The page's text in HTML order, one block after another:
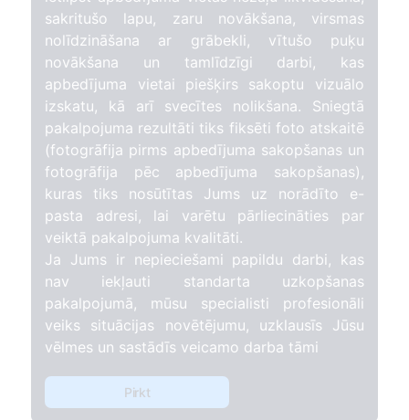
sakritušo lapu, zaru novākšana, virsmas
nolīdzināšana ar grābekli, vītušo puķu
novākšana un tamlīdzīgi darbi, kas
apbedījuma vietai piešķirs sakoptu vizuālo
izskatu, kā arī svecītes nolikšana. Sniegtā
pakalpojuma rezultāti tiks fiksēti foto atskaitē
(fotogrāfija pirms apbedījuma sakopšanas un
fotogrāfija pēc apbedījuma sakopšanas),
kuras tiks nosūtītas Jums uz norādīto e-
pasta adresi, lai varētu pārliecināties par
veiktā pakalpojuma kvalitāti.
Ja Jums ir nepieciešami papildu darbi, kas
nav iekļauti standarta uzkopšanas
pakalpojumā, mūsu specialisti profesionāli
veiks situācijas novētējumu, uzklausīs Jūsu
vēlmes un sastādīs veicamo darba tāmi
Pirkt